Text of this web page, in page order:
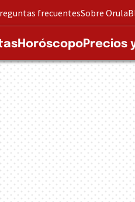
frecuentesSobre Orula
HoróscopoPrecios